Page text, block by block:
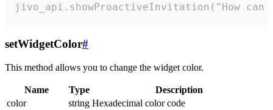
jivo_api.showProactiveInvitation("How
setWidgetColor#
This method allows you to change the widget color.
Name Type
Description
color
string Hexadecimal color code